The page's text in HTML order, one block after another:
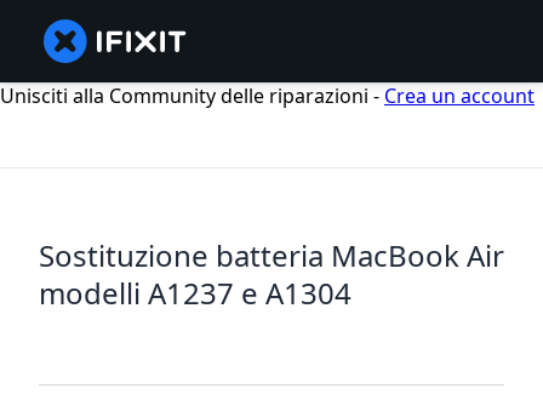
Unisciti alla Community delle riparazioni - Crea un account
Sostituzione batteria MacBook Air
modelli A1237 e A1304